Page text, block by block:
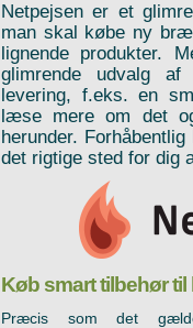
Netpejsen er et
man skal købe ny
lignende produkter.
glimrende udvalg
levering, f.eks. en
læse mere om det
herunder.
det rigtige sted for dig
Køb smart tilbehør
Præcis som det